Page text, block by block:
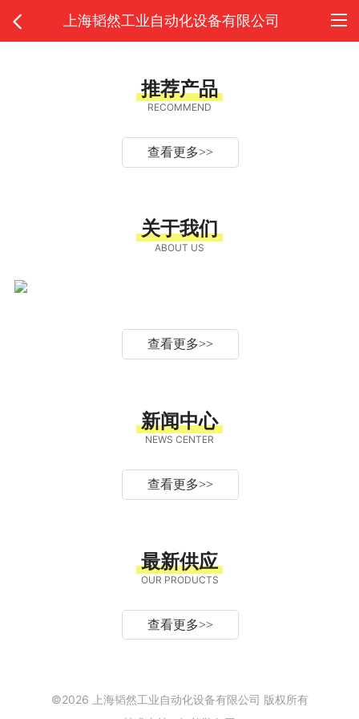
上海韬然工业自动化设备有限公司
推荐产品
RECOMMEND
查看更多>>
关于我们
ABOUT US
查看更多>>
新闻中心
NEWS CENTER
查看更多>>
最新供应
OUR PRODUCTS
查看更多>>
©2026 上海韬然工业自动化设备有限公司 版权所有